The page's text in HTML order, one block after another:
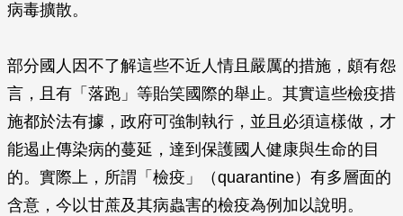
病毒擴散。
部分國人因不了解這些不近人情且嚴厲的措施，頗有怨
言，且有「落跑」等貽笑國際的舉止。其實這些檢疫措
施都於法有據，政府可強制執行，並且必須這樣做，才
能遏止傳染病的蔓延，達到保護國人健康與生命的目
的。實際上，所謂「檢疫」（quarantine）有多層面的
含意，今以甘蔗及其病蟲害的檢疫為例加以說明。